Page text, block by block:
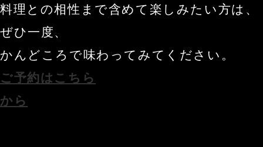
料理との相性まで含めて楽しみたい方は、
ぜひ一度、
かんどころで味わってみてください。
ご予約はこちら
から